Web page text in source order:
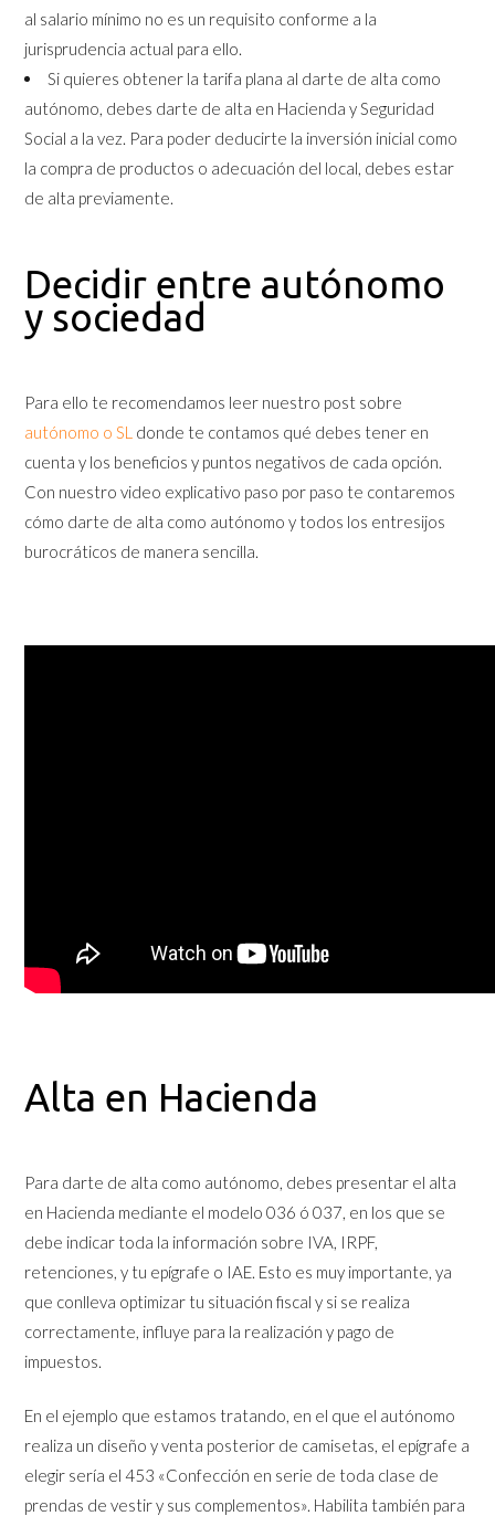
al salario mínimo no es un requisito conforme a la
jurisprudencia actual para ello.
Si quieres obtener la tarifa plana al darte de alta como
autónomo, debes darte de alta en Hacienda y Seguridad
Social a la vez. Para poder deducirte la inversión inicial como
la compra de productos o adecuación del local, debes estar
de alta previamente.
Decidir entre autónomo
y sociedad
Para ello te recomendamos leer nuestro post sobre
autónomo o SL donde te contamos qué debes tener en
cuenta y los beneficios y puntos negativos de cada opción.
Con nuestro video explicativo paso por paso te contaremos
cómo darte de alta como autónomo y todos los entresijos
burocráticos de manera sencilla.
Alta en Hacienda
Para darte de alta como autónomo, debes presentar el alta
en Hacienda mediante el modelo 036 ó 037, en los que se
debe indicar toda la información sobre IVA, IRPF,
retenciones, y tu epígrafe o IAE. Esto es muy importante, ya
que conlleva optimizar tu situación fiscal y si se realiza
correctamente, influye para la realización y pago de
impuestos.
En el ejemplo que estamos tratando, en el que el autónomo
realiza un diseño y venta posterior de camisetas, el epígrafe a
elegir sería el 453 «Confección en serie de toda clase de
prendas de vestir y sus complementos». Habilita también para